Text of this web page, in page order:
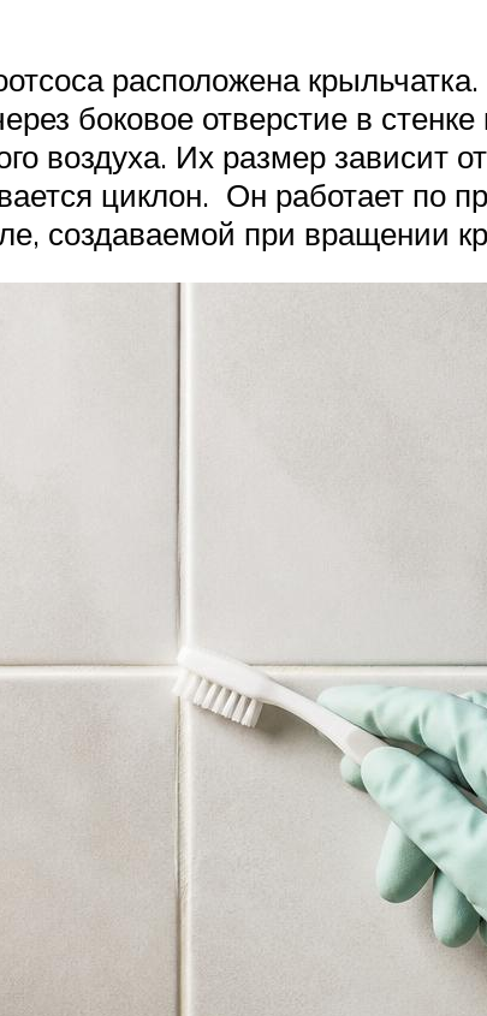
расположена
боковое отверстие в
воздуха. Их размер зависит
циклон. Он работает по
создаваемой при вращении